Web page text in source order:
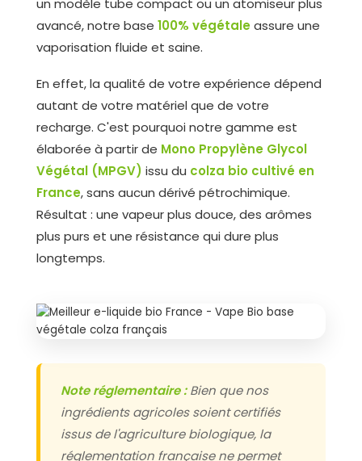
avancé, notre base 100% végétaleassure une
vaporisation fluide et saine.
En effet, la qualité de votre expérience dépend
autant de votre matériel que de votre
recharge. C'est pourquoi notre gamme est
élaborée à partir de Mono Propylène Glycol
Végétal (MPGV) issu du colza bio cultivé en
France, sans aucun dérivé pétrochimique.
Résultat : une vapeur plus douce, des arômes
plus purs et une résistance qui dure plus
longtemps.
Note réglementaire :Bien que nos
ingrédients agricoles soient certifiés
issus de l'agriculture biologique, la
réglementation française ne permet